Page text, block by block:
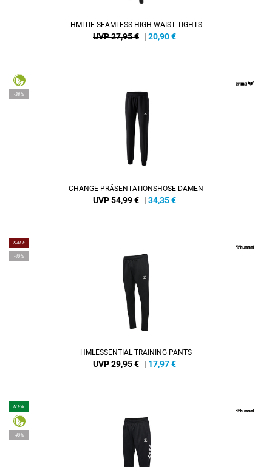
HMLTIF SEAMLESS HIGH WAIST TIGHTS
UVP 27,95 € | 20,90€
-38%
CHANGE PRÄSENTATIONSHOSE DAMEN
UVP 54,99 € | 34,35€
SALE
-40%
HMLESSENTIAL TRAINING PANTS
UVP 29,95 € | 17,97€
NEW
-40%